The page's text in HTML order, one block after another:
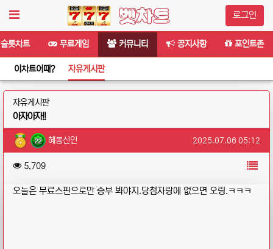
로그인
롯차트 무료게임 커뮤니티 공지사항 포인트존
이차트어때? 자유게시판
자유게시판분류
아자아자!!
작성자 정보혜봉신인 작성일
2025.07.06 05:12
컨텐츠 정보
5,709조회 목록
본문
오늘은 무료스핀으로만 승부 봐야지.당첨자랑에 없으면 오링.ㅋㅋㅋ